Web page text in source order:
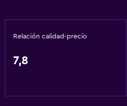
Relación calidad-precio
7,8